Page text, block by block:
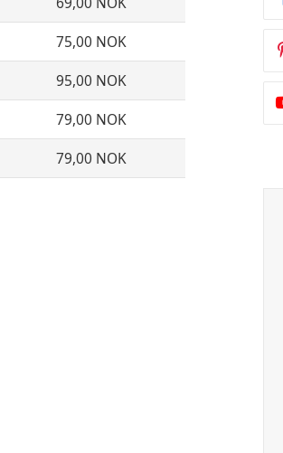
75,00 NOK
95,00 NOK
79,00 NOK
79,00 NOK